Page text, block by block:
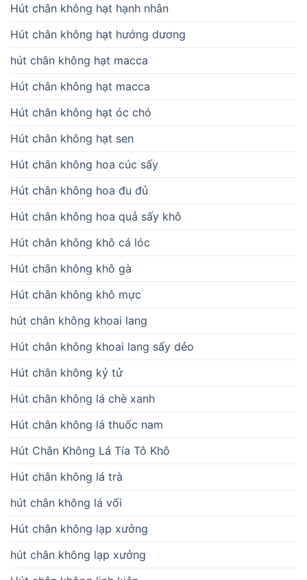
Hút chân không hạt hạnh nhân
Hút chân không hạt hướng dương
hút chân không hạt macca
Hút chân không hạt macca
Hút chân không hạt óc chó
Hút chân không hạt sen
Hút chân không hoa cúc sấy
Hút chân không hoa đu đủ
Hút chân không hoa quả sấy khô
Hút chân không khô cá lóc
Hút chân không khô gà
Hút chân không khô mực
hút chân không khoai lang
Hút chân không khoai lang sấy dẻo
Hút chân không kỷ tử
Hút chân không lá chè xanh
Hút chân không lá thuốc nam
Hút Chân Không Lá Tía Tô Khô
Hút chân không lá trà
hút chân không lá vối
Hút chân không lạp xưởng
hút chân không lạp xưởng